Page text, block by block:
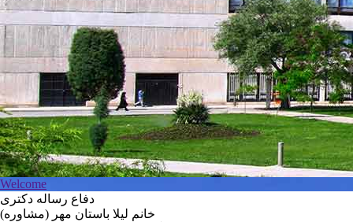
Welcome
دفاع رساله دکتری
خانم لیلا باستان مهر (مشاوره)